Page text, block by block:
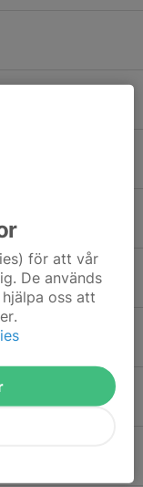
för att vår
De används
oss att